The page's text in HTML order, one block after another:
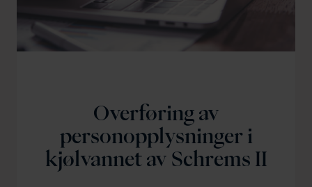
Overføring av
personopplysninger i
kjølvannet av Schrems II